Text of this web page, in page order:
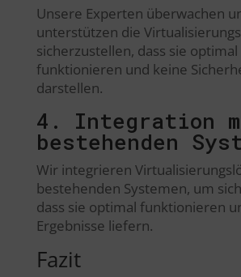
Unsere Experten überwachen
unterstützen die
sicherzustellen, dass sie optimal
funktionieren und keine
darstellen.
4. Integration
bestehenden
Wir integrieren
bestehenden Systemen, um
dass sie optimal funktionieren
Ergebnisse liefern.
Fazit